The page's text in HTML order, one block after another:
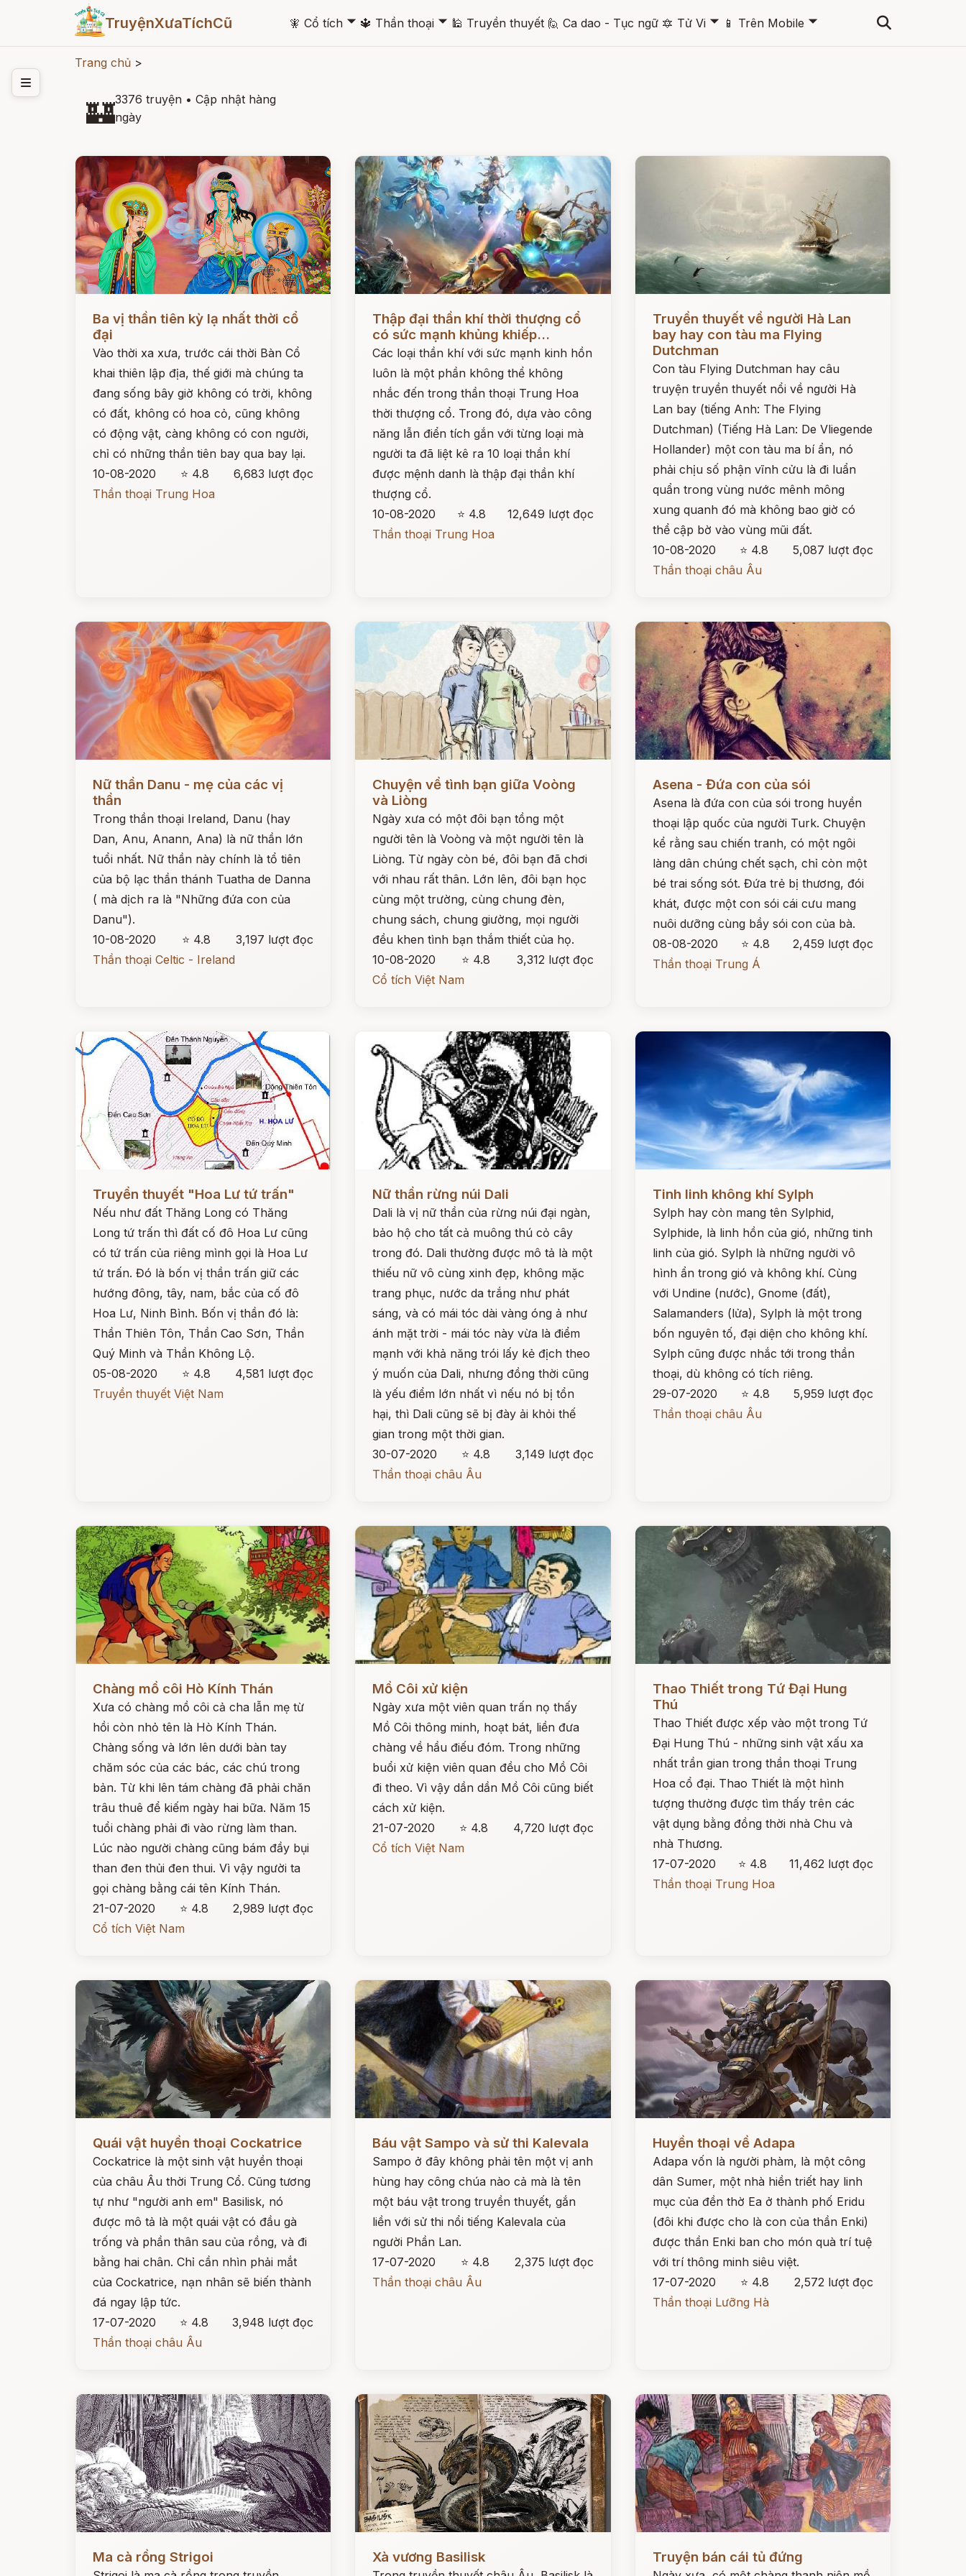
TruyệnXưaTíchCũ 🧚 Cổ tích 🞃 🔱 Thần thoại 🞃 🕌 Truyền thuyết 🙋 Ca dao - Tục ngữ 🔯 Tử Vi 🞃 📱 Trên Mobile 🞃
Trang chủ >
🏰3376 truyện • Cập nhật hàng
ngày
Ba vị thần tiên kỳ lạ nhất thời cổ
đại
Vào thời xa xưa, trước cái thời Bàn Cổ
khai thiên lập địa, thế giới mà chúng ta
đang sống bây giờ không có trời, không
có đất, không có hoa cỏ, cũng không
có động vật, càng không có con người,
chỉ có những thần tiên bay qua bay lại.
10-08-2020
⭐ 4.8
6,683 lượt đọc
Thần thoại Trung Hoa
Thập đại thần khí thời thượng cổ
có sức mạnh khủng khiếp...
Các loại thần khí với sức mạnh kinh hồn
luôn là một phần không thể không
nhắc đến trong thần thoại Trung Hoa
thời thượng cổ. Trong đó, dựa vào công
năng lẫn điển tích gắn với từng loại mà
người ta đã liệt kê ra 10 loại thần khí
được mệnh danh là thập đại thần khí
thượng cổ.
10-08-2020
⭐ 4.8
12,649 lượt đọc
Thần thoại Trung Hoa
Đọc ngay
Truyền thuyết về người Hà Lan
bay hay con tàu ma Flying
Dutchman
Con tàu Flying Dutchman hay câu
truyện truyền thuyết nổi về người Hà
Lan bay (tiếng Anh: The Flying
Dutchman) (Tiếng Hà Lan: De Vliegende
Hollander) một con tàu ma bí ẩn, nó
phải chịu số phận vĩnh cửu là đi luẩn
quẩn trong vùng nước mênh mông
xung quanh đó mà không bao giờ có
thể cập bờ vào vùng mũi đất.
10-08-2020
⭐ 4.8
5,087 lượt đọc
Thần thoại châu Âu
Nữ thần Danu - mẹ của các vị
thần
Trong thần thoại Ireland, Danu (hay
Dan, Anu, Anann, Ana) là nữ thần lớn
tuổi nhất. Nữ thần này chính là tổ tiên
của bộ lạc thần thánh Tuatha de Danna
( mà dịch ra là "Những đứa con của
Danu").
10-08-2020
⭐ 4.8
3,197 lượt đọc
Thần thoại Celtic - Ireland
Chuyện về tình bạn giữa Voòng
và Liòng
Ngày xưa có một đôi bạn tồng một
người tên là Voòng và một người tên là
Liòng. Từ ngày còn bé, đôi bạn đã chơi
với nhau rất thân. Lớn lên, đôi bạn học
cùng một trường, cùng chung đèn,
chung sách, chung giường, mọi người
đều khen tình bạn thắm thiết của họ.
10-08-2020
⭐ 4.8
3,312 lượt đọc
Cổ tích Việt Nam
Asena - Đứa con của sói
Asena là đứa con của sói trong huyền
thoại lập quốc của người Turk. Chuyện
kể rằng sau chiến tranh, có một ngôi
làng dân chúng chết sạch, chỉ còn một
bé trai sống sót. Đứa trẻ bị thương, đói
khát, được một con sói cái cưu mang
nuôi dưỡng cùng bầy sói con của bà.
08-08-2020
⭐ 4.8
2,459 lượt đọc
Thần thoại Trung Á
Đọc ngay
Truyền thuyết "Hoa Lư tứ trấn"
Nếu như đất Thăng Long có Thăng
Long tứ trấn thì đất cố đô Hoa Lư cũng
có tứ trấn của riêng mình gọi là Hoa Lư
tứ trấn. Đó là bốn vị thần trấn giữ các
hướng đông, tây, nam, bắc của cố đô
Hoa Lư, Ninh Bình. Bốn vị thần đó là:
Thần Thiên Tôn, Thần Cao Sơn, Thần
Quý Minh và Thần Không Lộ.
05-08-2020
⭐ 4.8
4,581 lượt đọc
Truyền thuyết Việt Nam
Nữ thần rừng núi Dali
Dali là vị nữ thần của rừng núi đại ngàn,
bảo hộ cho tất cả muông thú cỏ cây
trong đó. Dali thường được mô tả là một
thiếu nữ vô cùng xinh đẹp, không mặc
trang phục, nước da trắng như phát
sáng, và có mái tóc dài vàng óng ả như
ánh mặt trời - mái tóc này vừa là điểm
mạnh với khả năng trói lấy kẻ địch theo
ý muốn của Dali, nhưng đồng thời cũng
là yếu điểm lớn nhất vì nếu nó bị tổn
hại, thì Dali cũng sẽ bị đày ải khỏi thế
gian trong một thời gian.
30-07-2020
⭐ 4.8
3,149 lượt đọc
Thần thoại châu Âu
Tinh linh không khí Sylph
Sylph hay còn mang tên Sylphid,
Sylphide, là linh hồn của gió, những tinh
linh của gió. Sylph là những người vô
hình ẩn trong gió và không khí. Cùng
với Undine (nước), Gnome (đất),
Salamanders (lửa), Sylph là một trong
bốn nguyên tố, đại diện cho không khí.
Sylph cũng được nhắc tới trong thần
thoại, dù không có tích riêng.
29-07-2020
⭐ 4.8
5,959 lượt đọc
Thần thoại châu Âu
Chàng mồ côi Hò Kính Thán
Xưa có chàng mồ côi cả cha lẫn mẹ từ
hồi còn nhỏ tên là Hò Kính Thán.
Chàng sống và lớn lên dưới bàn tay
chăm sóc của các bác, các chú trong
bản. Từ khi lên tám chàng đã phải chăn
trâu thuê để kiếm ngày hai bữa. Năm 15
tuổi chàng phải đi vào rừng làm than.
Lúc nào người chàng cũng bám đầy bụi
than đen thủi đen thui. Vì vậy người ta
gọi chàng bằng cái tên Kính Thán.
21-07-2020
⭐ 4.8
2,989 lượt đọc
Cổ tích Việt Nam
Đọc ngay
Mồ Côi xử kiện
Ngày xưa một viên quan trấn nọ thấy
Mồ Côi thông minh, hoạt bát, liền đưa
chàng về hầu điếu đóm. Trong những
buổi xử kiện viên quan đều cho Mồ Côi
đi theo. Vì vậy dần dần Mồ Côi cũng biết
cách xử kiện.
21-07-2020
⭐ 4.8
4,720 lượt đọc
Cổ tích Việt Nam
Thao Thiết trong Tứ Đại Hung
Thú
Thao Thiết được xếp vào một trong Tứ
Đại Hung Thú - những sinh vật xấu xa
nhất trần gian trong thần thoại Trung
Hoa cổ đại. Thao Thiết là một hình
tượng thường được tìm thấy trên các
vật dụng bằng đồng thời nhà Chu và
nhà Thương.
17-07-2020
⭐ 4.8
11,462 lượt đọc
Thần thoại Trung Hoa
Quái vật huyền thoại Cockatrice
Cockatrice là một sinh vật huyền thoại
của châu Âu thời Trung Cổ. Cũng tương
tự như "người anh em" Basilisk, nó
được mô tả là một quái vật có đầu gà
trống và phần thân sau của rồng, và đi
bằng hai chân. Chỉ cần nhìn phải mắt
của Cockatrice, nạn nhân sẽ biến thành
đá ngay lập tức.
17-07-2020
⭐ 4.8
3,948 lượt đọc
Thần thoại châu Âu
Báu vật Sampo và sử thi Kalevala
Sampo ở đây không phải tên một vị anh
hùng hay công chúa nào cả mà là tên
một báu vật trong truyền thuyết, gắn
liền với sử thi nổi tiếng Kalevala của
người Phần Lan.
17-07-2020
⭐ 4.8
2,375 lượt đọc
Thần thoại châu Âu
Đọc ngay
Huyền thoại về Adapa
Adapa vốn là người phàm, là một công
dân Sumer, một nhà hiền triết hay linh
mục của đền thờ Ea ở thành phố Eridu
(đôi khi được cho là con của thần Enki)
được thần Enki ban cho món quà trí tuệ
với trí thông minh siêu việt.
17-07-2020
⭐ 4.8
2,572 lượt đọc
Thần thoại Lưỡng Hà
Ma cà rồng Strigoi Xà vương Basilisk Truyện bán cái tủ đứng